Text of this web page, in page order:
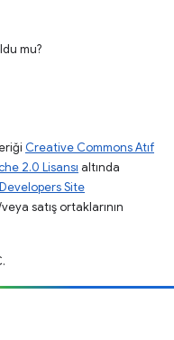
mu?
Creative Commons Atıf
2.0 Lisansı altında
Site
satış ortaklarının